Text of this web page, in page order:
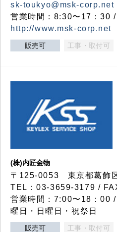
sk-toukyo@msk-corp.net
営業時間：8:30〜17：30
http://www.msk-corp.net
販売可 工事・取付可
(株)内匠金物
〒125-0053 東京都葛飾
TEL：03-3659-3179 /
営業時間：7:00〜18：00
曜日・日曜日・祝祭日
販売可 工事・取付可